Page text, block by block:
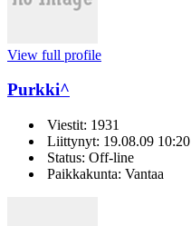
View full profile
Purkki^
Viestit: 1931
Liittynyt: 19.08.09 10:20
Status: Off-line
Paikkakunta: Vantaa